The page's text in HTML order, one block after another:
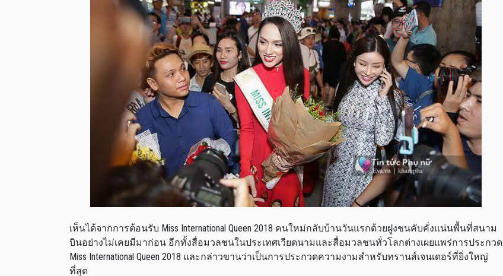
เห็นได้จากการต้อนรับ Miss International Queen 2018 คนใหม่กลับบ้านวันแรกด้วยฝูงชนคับคั่งแน่นพื้นที่สนาม
บินอย่างไม่เคยมีมาก่อน อีกทั้งสื่อมวลชนในประเทศเวียดนามและสื่อมวลชนทั่วโลกต่างเผยแพร่การประกวด
Miss International Queen 2018 และกล่าวขานว่าเป็นการประกวดความงามสำหรับทรานส์เจนเดอร์ที่ยิ่งใหญ่
ที่สุด